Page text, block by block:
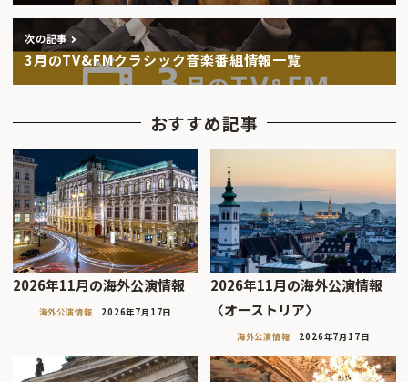
次の記事
3月のTV&FMクラシック音楽番組情報一覧
おすすめ記事
2026年11月の海外公演情報
海外公演情報 2026年7月17日
2026年11月の海外公演情報
〈オーストリア〉
海外公演情報 2026年7月17日